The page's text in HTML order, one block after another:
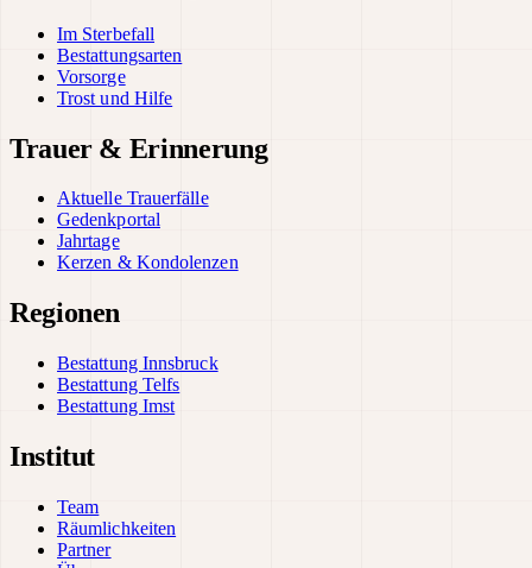
Im Sterbefall
Bestattungsarten
Vorsorge
Trost und Hilfe
Trauer & Erinnerung
Aktuelle Trauerfälle
Gedenkportal
Jahrtage
Kerzen & Kondolenzen
Regionen
Bestattung Innsbruck
Bestattung Telfs
Bestattung Imst
Institut
Team
Räumlichkeiten
Partner